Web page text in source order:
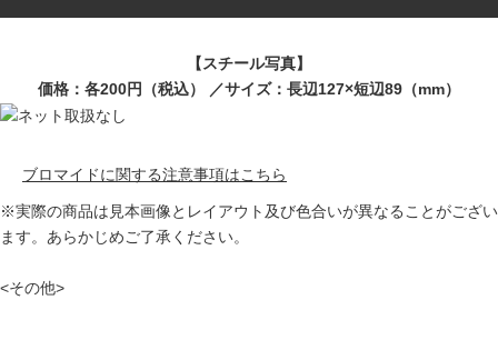
【スチール写真】
価格：各200円（税込） ／サイズ：長辺127×短辺89（mm）
ブロマイドに関する注意事項はこちら
※実際の商品は見本画像とレイアウト及び色合いが異なることがござい
ます。あらかじめご了承ください。
<その他>
ブック
カスタマイズCD